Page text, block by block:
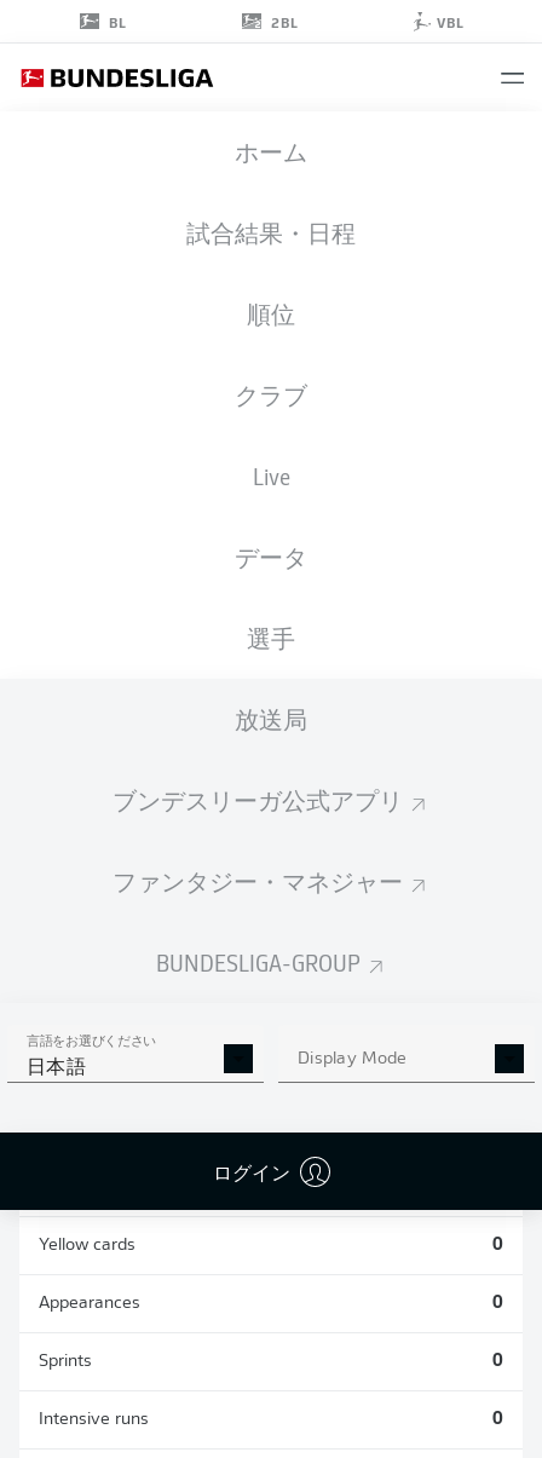
BL 2BL VBL
ホーム
試合結果・日程
順位
クラブ
Live
データ
選手
放送局
ブンデスリーガ公式アプリ
ファンタジー・マネジャー
BUNDESLIGA-GROUP
言語をお選びください
日本語 Display Mode
ログイン
20.02.2005
2025/2026
統計 シーズン 2025/2026
AERIAL DUELS
WON
Yellow cards 0
Appearances 0
Sprints 0
Intensive runs 0